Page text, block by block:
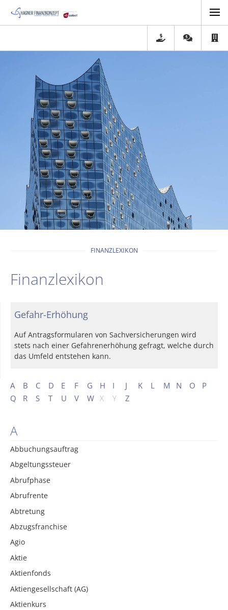
FINANZLEXIKON
Finanzlexikon
A B C D E F G H I J K L M N O
P
Q
R S T U V W X Y Z
A
Abbuchungsauftrag
Abgeltungssteuer
Abrufphase
Abrufrente
Abtretung
Abzugsfranchise
Agio
Aktie
Aktienfonds
Aktiengesellschaft (AG)
Aktienkurs
Gefahr-Erhöhung
Auf Antragsformularen von Sachversicherungen wird
stets nach einer Gefahrenerhöhung gefragt, welche durch
das Umfeld entstehen kann.